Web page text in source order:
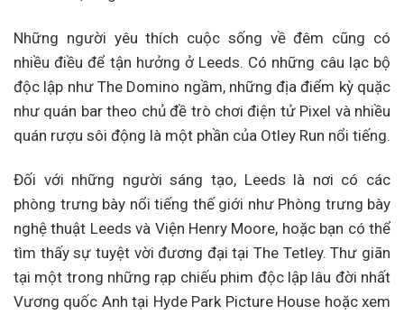
Những người yêu thích cuộc sống về đêm cũng có
nhiều điều để tận hưởng ở Leeds. Có những câu lạc bộ
độc lập như The Domino ngầm, những địa điểm kỳ quặc
như quán bar theo chủ đề trò chơi điện tử Pixel và nhiều
quán rượu sôi động là một phần của Otley Run nổi tiếng.
Đối với những người sáng tạo, Leeds là nơi có các
phòng trưng bày nổi tiếng thế giới như Phòng trưng bày
nghệ thuật Leeds và Viện Henry Moore, hoặc bạn có thể
tìm thấy sự tuyệt vời đương đại tại The Tetley. Thư giãn
tại một trong những rạp chiếu phim độc lập lâu đời nhất
Vương quốc Anh tại Hyde Park Picture House hoặc xem